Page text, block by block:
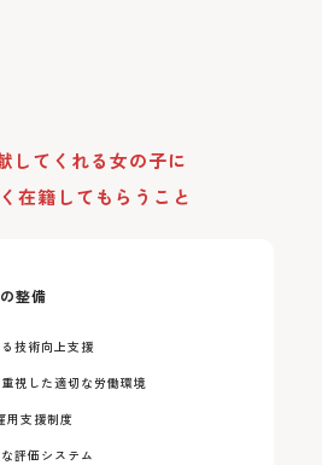
してくれる女の子に
在籍してもらうこと
整備
技術向上支援
視した適切な労働環境
用支援制度
評価システム